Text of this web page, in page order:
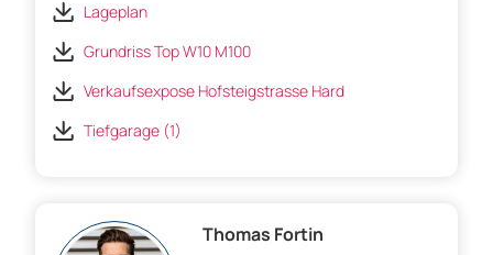
Lageplan
Grundriss Top W10 M100
Verkaufsexpose Hofsteigstrasse Hard
Tiefgarage (1)
Thomas Fortin